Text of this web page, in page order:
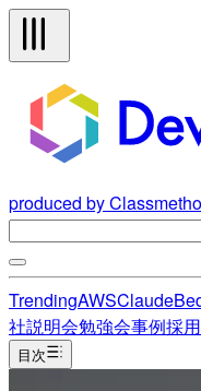
produced by
TrendingAWSClaude
社説明会勉強会事例採用
目次